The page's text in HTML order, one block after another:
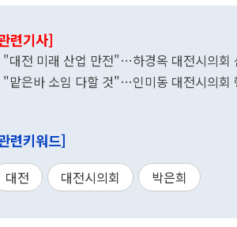
련기사]
"대전 미래 산업 만전"…하경옥 대전시의회
"맡은바 소임 다할 것"…인미동 대전시의회
련키워드]
대전 대전시의회 박은희